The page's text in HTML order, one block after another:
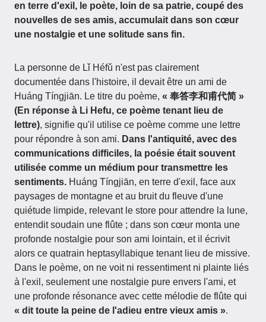
en terre d'exil, le poète, loin de sa patrie, coupé des
nouvelles de ses amis, accumulait dans son cœur
une nostalgie et une solitude sans fin.
La personne de Lǐ Héfǔ n'est pas clairement
documentée dans l'histoire, il devait être un ami de
Huáng Tíngjiān. Le titre du poème, « 奉答李和甫代简 »
(En réponse à Li Hefu, ce poème tenant lieu de
lettre), signifie qu'il utilise ce poème comme une lettre
pour répondre à son ami. Dans l'antiquité, avec des
communications difficiles, la poésie était souvent
utilisée comme un médium pour transmettre les
sentiments. Huáng Tíngjiān, en terre d'exil, face aux
paysages de montagne et au bruit du fleuve d'une
quiétude limpide, relevant le store pour attendre la lune,
entendit soudain une flûte ; dans son cœur monta une
profonde nostalgie pour son ami lointain, et il écrivit
alors ce quatrain heptasyllabique tenant lieu de missive.
Dans le poème, on ne voit ni ressentiment ni plainte liés
à l'exil, seulement une nostalgie pure envers l'ami, et
une profonde résonance avec cette mélodie de flûte qui
« dit toute la peine de l'adieu entre vieux amis ».